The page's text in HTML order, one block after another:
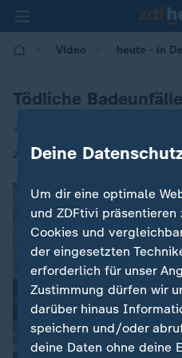
Video heute - in
Tödliche
von Simon Seitel
26.05.2026 | 14:00
Deine
Um dir eine optimale
und ZDFtivi
Cookies und
der eingesetzten
erforderlich für unser
Zustimmung dürfen wir
darüber hinaus
speichern und/oder
deine Daten ohne deine